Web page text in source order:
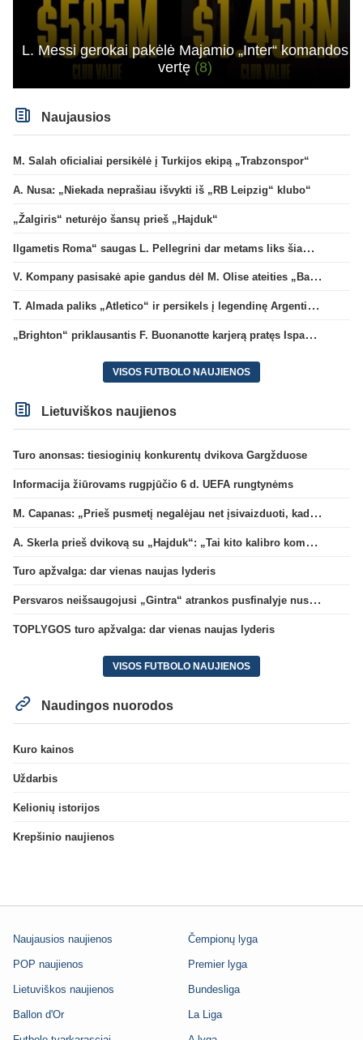
L. Messi gerokai pakėlė Majamio „Inter“ komandos
vertę (8)
Naujausios
M. Salah oficialiai persikėlė į Turkijos ekipą „Trabzonspor“
A. Nusa: „Niekada neprašiau išvykti iš „RB Leipzig“ klubo“
„Žalgiris“ neturėjo šansų prieš „Hajduk“
Ilgametis Roma“ saugas L. Pellegrini dar metams liks šiame klube
V. Kompany pasisakė apie gandus dėl M. Olise ateities „Bayern“ gretose
T. Almada paliks „Atletico“ ir persikels į legendinę Argentinos ekipą
„Brighton“ priklausantis F. Buonanotte karjerą pratęs Ispanijoje
VISOS FUTBOLO NAUJIENOS
Lietuviškos naujienos
Turo anonsas: tiesioginių konkurentų dvikova Gargžduose
Informacija žiūrovams rugpjūčio 6 d. UEFA rungtynėms
M. Capanas: „Prieš pusmetį negalėjau net įsivaizduoti, kad žaisime prieš „Hajduk“
A. Skerla prieš dvikovą su „Hajduk“: „Tai kito kalibro komanda“
Turo apžvalga: dar vienas naujas lyderis
Persvaros neišsaugojusi „Gintra“ atrankos pusfinalyje nusileido Škotijos čempionėms
TOPLYGOS turo apžvalga: dar vienas naujas lyderis
VISOS FUTBOLO NAUJIENOS
Naudingos nuorodos
Kuro kainos
Uždarbis
Kelionių istorijos
Krepšinio naujienos
Naujausios naujienos
POP naujienos
Lietuviškos naujienos
Ballon d'Or
Čempionų lyga
Premier lyga
Bundesliga
La Liga